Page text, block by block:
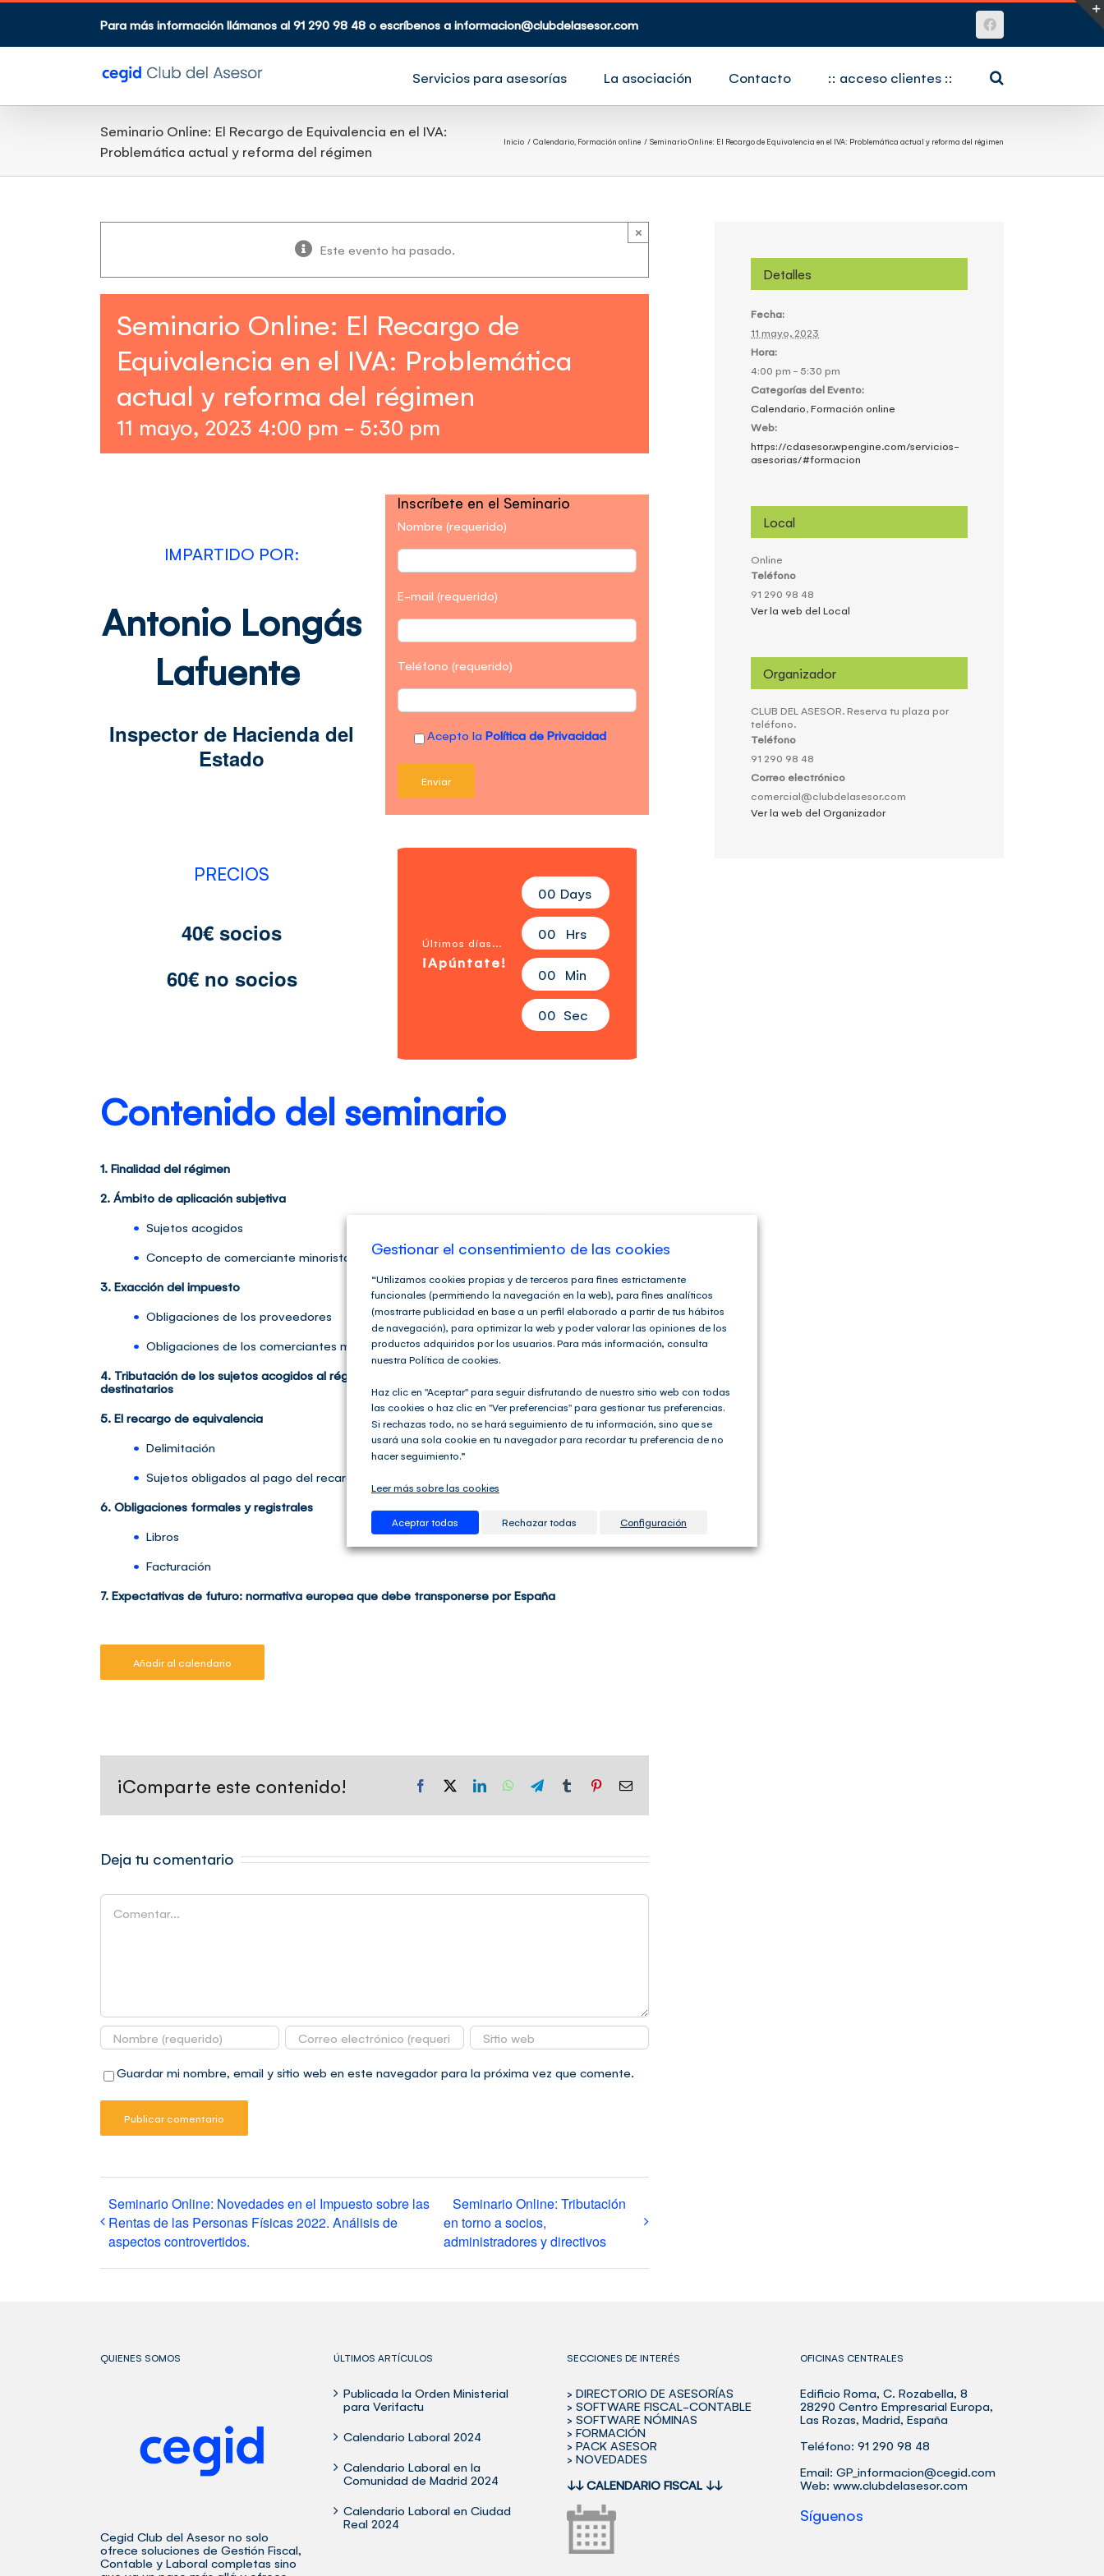
Saltar
Para más información llámanos al 91 290 98 48 o escríbenos a informacion@clubdelasesor.com Facebook
Servicios para asesorías La asociación Contacto :: acceso clientes ::
Seminario Online: El Recargo de Equivalencia en el IVA:
Problemática actual y reforma del régimen
Inicio Calendario Formación online Seminario Online: El Recargo de Equivalencia en el IVA: Problemática actual y reforma del régimen
Este evento ha pasado.
×
Seminario Online: El Recargo de
Equivalencia en el IVA: Problemática
actual y reforma del régimen
11 mayo, 2023 4:00 pm - 5:30 pm
IMPARTIDO POR:
Antonio Longás
Lafuente
Inspector de Hacienda del
Estado
Inscríbete en el Seminario
Nombre (requerido)
E-mail (requerido)
Teléfono (requerido)
Acepto laPolítica de Privacidad
PRECIOS
40€ socios
60€ no socios
Últimos días...
¡Apúntate!
00 Days
00 Hrs
00 Min
00 Sec
Contenido del seminario
1. Finalidad del régimen
2. Ámbito de aplicación subjetiva
• Sujetos acogidos
• Concepto de comerciante minorista
3. Exacción del impuesto
• Obligaciones de los proveedores
• Obligaciones de los comerciantes minoristas
4. Tributación de los sujetos acogidos al régimen: deducciones, regularizaciones y repercusión a
destinatarios
5. El recargo de equivalencia
• Delimitación
• Sujetos obligados al pago del recargo
6. Obligaciones formales y registrales
• Libros
• Facturación
7. Expectativas de futuro: normativa europea que debe transponerse por España
Añadir al calendario
¡Comparte este contenido! Facebook LinkedInWhatsApp
TelegramTumblr PinterestCorreo
Deja tu comentario
Comentar
Guardar mi nombre, email y sitio web en este navegador para la próxima vez que comente.
Seminario Online: Novedades en el Impuesto sobre las
Rentas de las Personas Físicas 2022. Análisis de
aspectos controvertidos.
Seminario Online: Tributación
en torno a socios,
administradores y directivos
Detalles
Fecha:
11 mayo, 2023
Hora:
4:00 pm - 5:30 pm
Categorías del Evento:
Calendario,Formación online
Web:
https://cdasesor.wpengine.com/servicios-
asesorias/#formacion
Local
Online
Teléfono
91 290 98 48
Ver la web del Local
Organizador
CLUB DEL ASESOR. Reserva tu plaza por
teléfono.
Teléfono
91 290 98 48
Correo electrónico
comercial@clubdelasesor.com
Ver la web del Organizador
QUIENES SOMOS
Cegid Club del Asesor no solo
ofrece soluciones de Gestión Fiscal,
Contable y Laboral completas sino
ÚLTIMOS ARTÍCULOS
Publicada la Orden Ministerial
para Verifactu
Calendario Laboral 2024
Calendario Laboral en la
Comunidad de Madrid 2024
Calendario Laboral en Ciudad
Real 2024
SECCIONES DE INTERÉS
> DIRECTORIO DE ASESORÍAS
> SOFTWARE FISCAL-CONTABLE
> SOFTWARE NÓMINAS
> FORMACIÓN
> PACK ASESOR
> NOVEDADES
↓↓ CALENDARIO FISCAL ↓↓
OFICINAS CENTRALES
Edificio Roma, C. Rozabella, 8
28290 Centro Empresarial Europa,
Las Rozas, Madrid, España
Teléfono: 91 290 98 48
Email: GP_informacion@cegid.com
Web: www.clubdelasesor.com
Síguenos
Gestionar el consentimiento de las cookies
“Utilizamos cookies propias y de terceros para fines estrictamente
funcionales (permitiendo la navegación en la web), para fines analíticos
(mostrarte publicidad en base a un perfil elaborado a partir de tus hábitos
de navegación), para optimizar la web y poder valorar las opiniones de los
productos adquiridos por los usuarios. Para más información, consulta
nuestra Política de cookies.
Haz clic en "Aceptar" para seguir disfrutando de nuestro sitio web con todas
las cookies o haz clic en "Ver preferencias" para gestionar tus preferencias.
Si rechazas todo, no se hará seguimiento de tu información, sino que se
usará una sola cookie en tu navegador para recordar tu preferencia de no
hacer seguimiento.”
Leer más sobre las cookies
Aceptar todas Rechazar todas Configuración